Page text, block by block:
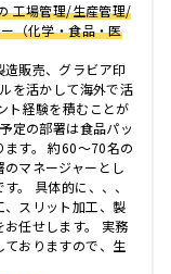
工場管理/生産管理/
（化学・食品・医
販売、グラビア印
を活かして海外で活
ト経験を積むことが
定の部署は食品パッ
す。 約60～70名の
マネージャーとし
。 具体的に、、、
、スリット加工、製
任せします。 実務
ておりますので、生